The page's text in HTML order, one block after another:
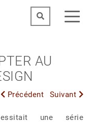
AU
Précédent Suivant
une série